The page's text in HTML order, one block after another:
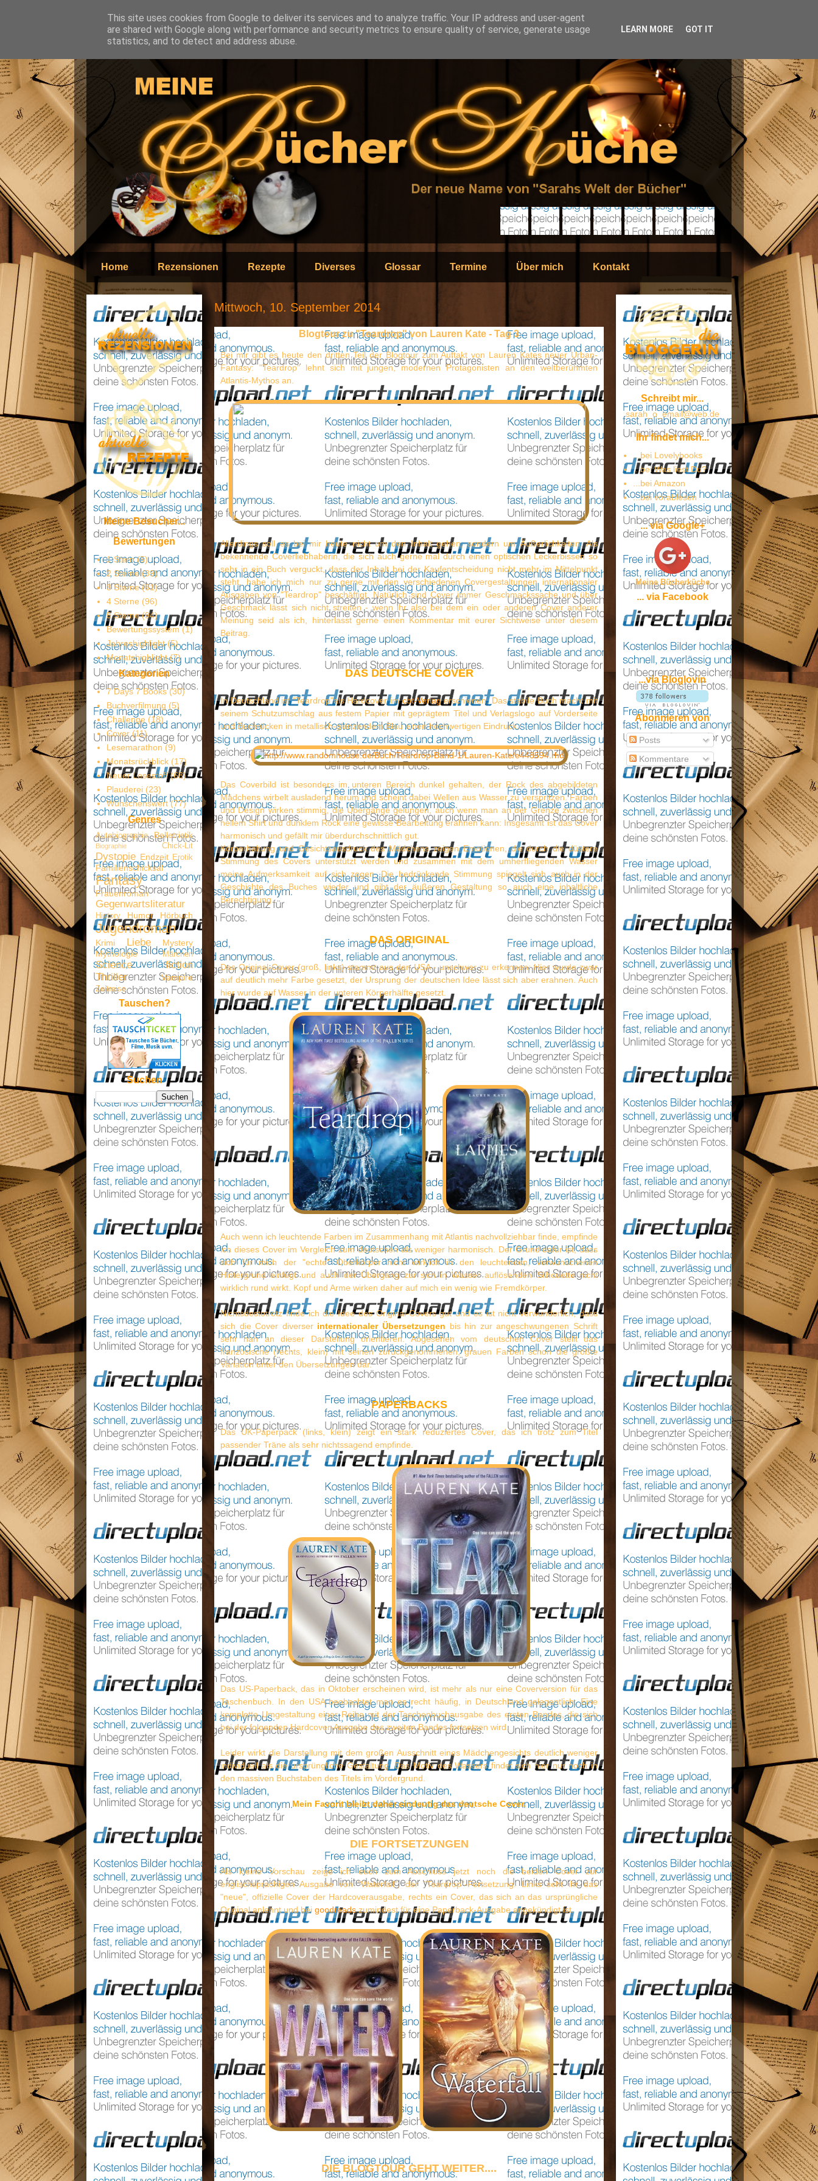
Home Rezensionen Rezepte Diverses Glossar Termine Über mich Kontakt
Mittwoch, 10. September 2014
Blogtour zu "Teardrop" von Lauren Kate - Tag 3
Bei mir gibt es heute den dritten Teil der Blogtour zum Auftakt von Lauren Kates neuer Urban-
Fantasy: "Teardrop" lehnt sich mit jungen, modernen Protagonisten an den weltberühmten
Atlantis-Mythos an.
Allerdings soll es bei mir heute nicht um den Inhalt gehen, sondern um Äußerlichkeiten. Als
bekennende Coverliebhaberin, die sich auch gerne mal durch einen optischen Leckerbissen so
sehr in ein Buch verguckt, dass der Inhalt bei der Kaufentscheidung nicht mehr im Mittelpunkt
steht, habe ich mich nur zu gerne mit den verschiedenen Covergestaltungen internationaler
Ausgaben von "Teardrop" beschäftigt. Natürlich sind Cover immer Geschmackssache und über
Geschmack lässt sich nicht streiten - wenn ihr also bei dem ein oder anderen Cover anderer
Meinung seid als ich, hinterlasst gerne einen Kommentar mit eurer Sichtweise unter diesem
Beitrag.
DAS DEUTSCHE COVER
In Deutschland ist "Teardrop"als Hardcover imcbt-Verlagerschienen. Das stabile Buch macht mit
seinem Schutzumschlag aus festem Papier mit geprägtem Titel und Verlagslogo auf Vorderseite
und Buchrücken in metallisch-glänzendem Blau einen hochwertigen Eindruck.
Das Coverbild ist besonders im unteren Bereich dunkel gehalten, der Rock des abgebildeten
Mädchens wirbelt ausladend herum und scheint dabei Wellen aus Wasser zu verspritzen. Farben
und Design wirken stimmig, die Übergänge gelungen, auch wenn man an der Grenze zwischen
hellem Shirt und dunklem Rock eine gewisse Bearbeitung erahnen kann: Insgesamt ist das Cover
harmonisch und gefällt mir überdurchschnittlich gut.
Körperhaltung und Gesichtsausdruck des Mädchens zeigen Emotionen, die durch die düstere
Stimmung des Covers unterstützt werden und zusammen mit dem umherfliegenden Wasser
meine Aufmerksamkeit auf sich zogen. Die bedrückende Stimmung spiegelt sich auch in der
Geschichte des Buches wieder und gibt der äußeren Gestaltung so auch eine inhaltliche
Berechtigung.
DAS ORIGINAL
Das Original-Cover (groß, links) stammt aus den USA - unschwer zu erkennen: Hier wurde zwar
auf deutlich mehr Farbe gesetzt, der Ursprung der deutschen Idee lässt sich aber erahnen. Auch
hier wurde auf Wasser in der unteren Körperhälfte gesetzt.
Auch wenn ich leuchtende Farben im Zusammenhang mit Atlantis nachvollziehbar finde, empfinde
ich dieses Cover im Vergleich zum deutschen als weniger harmonisch. Der Grund dafür ist, dass
sich für mich der "echte" Oberkörper nicht wirklich in den leuchtenden, verwunschenen
Hintergrund einfügt und auch der Übergang zur sich in Wasser auflösenden Silhouette nicht
wirklich rund wirkt. Kopf und Arme wirken daher auf mich ein wenig wie Fremdkörper.
Nichtsdestotrotz finde ich die Idee des Original-Covers gut und es ist nicht verwunderlich, dass
sich die Cover diverser internationaler Übersetzungen bis hin zur angeschwungenen Schrift
sehr nah an dieser Darstellung orientieren. Abgesehen vom deutschen Cover stellt das
französische (rechts, klein) mit seinen zurückgenommenen, grauen Farben schon die größte
Variation unter den Übersetzungen dar.
PAPERBACKS
Das UK-Paperpack (links, klein) zeigt ein stark reduziertes Cover, das ich trotz zum Titel
passender Träne als sehr nichtssagend empfinde.
Das US-Paperback, das in Oktober erscheinen wird, ist mehr als nur eine Coverversion für das
Taschenbuch. In den USA beobachtet man es recht häufig, in Deutschland gelegentlich: Eine
komplette Umgestaltung einer Reihe mit der Taschenbuchausgabe des ersten Bandes, die sich
bei der folgenden Hardcover-Ausgabe des zweiten Bandes fortsetzen wird.
Leider wirkt die Darstellung mit dem großen Ausschnitt eines Mädchengesichts deutlich weniger
individuell als die ursprüngliche Gestaltung. Das Motiv des Wassers findet sich hier nur noch in
den massiven Buchstaben des Titels im Vordergrund.
Mein Favorit bleibt daher eindeutig das deutsche Cover.
DIE FORTSETZUNGEN
Als kleine Vorschau zeige ich euch zum Abschluss jetzt noch die beiden Cover zur
englischsprachigen Ausgabe von "Waterfall", der "Teardrop"-Fortsetzung. Links seht ihr das
"neue", offizielle Cover der Hardcoverausgabe, rechts ein Cover, das sich an das ursprüngliche
Original anlehnt und bei goodreadszumindest für eine Paperback-Ausgabe angekündigt ist.
DIE BLOGTOUR GEHT WEITER....
Meine Besucher...
Bewertungen
1 Stern (5)
2 Sterne (39)
3 Sterne (61)
4 Sterne (96)
5 Sterne (94)
Bewertungssystem (1)
Jahreshighlight (5)
Monatshighlight (7)
Kategorien
7 Days 7 Books (30)
Buchverfilmung (5)
Challenge (18)
Cover (11)
Lesemarathon (9)
Monatsrückblick (17)
Neuer Lesestoff (68)
Plauderei (23)
Wünschenswert (77)
Genres
Autobiographie Belletristik
Biographie Chick-Lit
Dystopie Endzeit Erotik
Familienschicksal
Fantasy
Frauenroman
Gegenwartsliteratur
History Humor Hörbuch
Jugendroman
Krimi Liebe
Mystery
Mythologie
Märchen
Science fiction
Thriller
Vampire
Zeitreise
Tauschen?
Suchen
Schreibt mir...
sarah_o_email@web.de
Ihr findet mich...
...bei Lovelybooks
...bei Was liest Du?
...bei Amazon
...bei vorablesen
... via Google+
Meine Bücherküche
... via Facebook
...via Bloglovin
Abonnieren von
Posts
Kommentare
This site uses cookies from Google to deliver its services and to analyze traffic. Your IP address and user-agent
are shared with Google along with performance and security metrics to ensure quality of service, generate usage
statistics, and to detect and address abuse.
LEARN MORE GOT IT